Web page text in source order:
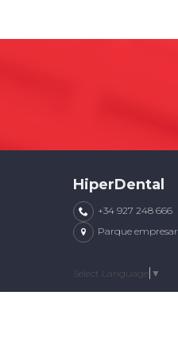
HiperDental
+34 927 248 666
Parque
Select Language ▼